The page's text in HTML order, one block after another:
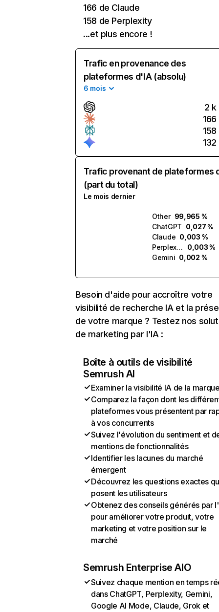
166 de Claude
158 de Perplexity
...et plus encore !
Trafic en provenance des
plateformes d'IA (absolu)
6 mois
2 k
166
158
132
Trafic provenant de plateformes
(part du total)
Le mois dernier
Other 99,965 %
ChatGPT 0,027 %
Claude 0,003 %
Perplexity
0,003 %
Gemini 0,002 %
Besoin d'aide pour accroître votre
visibilité de recherche IA et la
de votre marque ? Testez nos
de marketing par l'IA :
Boîte à outils de visibilité
Semrush AI
Examiner la visibilité IA de la
Comparez la façon dont les
plateformes vous présentent par
à vos concurrents
Suivez l'évolution du sentiment et
mentions de fonctionnalités
Identifier les lacunes du marché
émergent
Découvrez les questions exactes
posent les utilisateurs
Obtenez des conseils générés par
pour améliorer votre produit, votre
marketing et votre position sur le
marché
Semrush Enterprise AIO
Suivez chaque mention en temps
dans ChatGPT, Perplexity, Gemini,
Google AI Mode, Claude, Grok et